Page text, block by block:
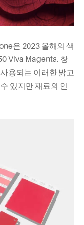
은 2023 올해의 색
Viva Magenta. 창
용되는 이러한 밝고
있지만 재료의 인